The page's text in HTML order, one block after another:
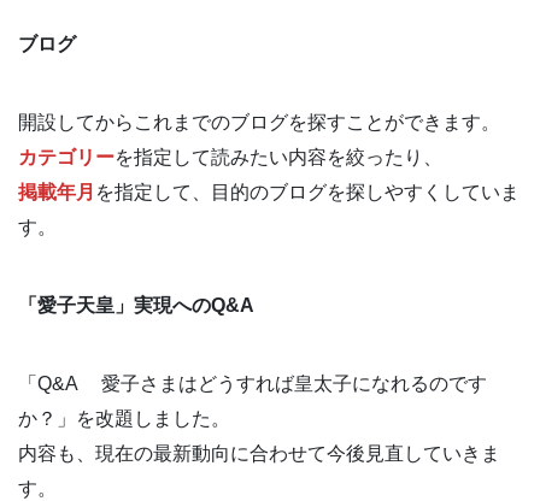
ブログ
開設してからこれまでのブログを探すことができます。
カテゴリーを指定して読みたい内容を絞ったり、
掲載年月 を指定して、目的のブログを探しやすくしていま
す。
「愛子天皇」実現へのQ&A
「Q&A 愛子さまはどうすれば皇太子になれるのです
か？」を改題しました。
内容も、現在の最新動向に合わせて今後見直していきま
す。